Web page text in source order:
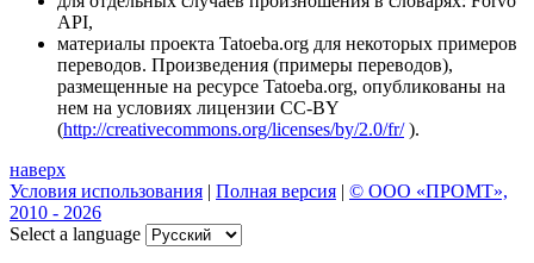
API,
материалы проекта Tatoeba.org для некоторых примеров
переводов. Произведения (примеры переводов),
размещенные на ресурсе Tatoeba.org, опубликованы на
нем на условиях лицензии CC-BY
(http://creativecommons.org/licenses/by/2.0/fr/).
наверх
Условия использования | Полная версия | © ООО «ПРОМТ»,
2010 - 2026
Select a language